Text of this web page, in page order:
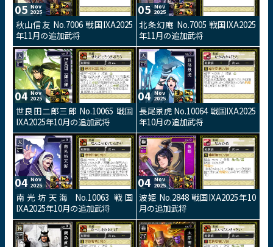
05 Nov
2025
秋山信友 No.7006 戦国IXA2025
年11月の追加武将
05 Nov
2025
北条幻庵 No.7005 戦国IXA2025
年11月の追加武将
04 Nov
2025
世良田二郎三郎 No.10065 戦国
IXA2025年10月の追加武将
04 Nov
2025
長尾景虎 No.10064 戦国IXA2025
年10月の追加武将
04 Nov
2025
南光坊天海 No.10063 戦国
IXA2025年10月の追加武将
04 Nov
2025
波姫 No.2848 戦国IXA2025年10
月の追加武将